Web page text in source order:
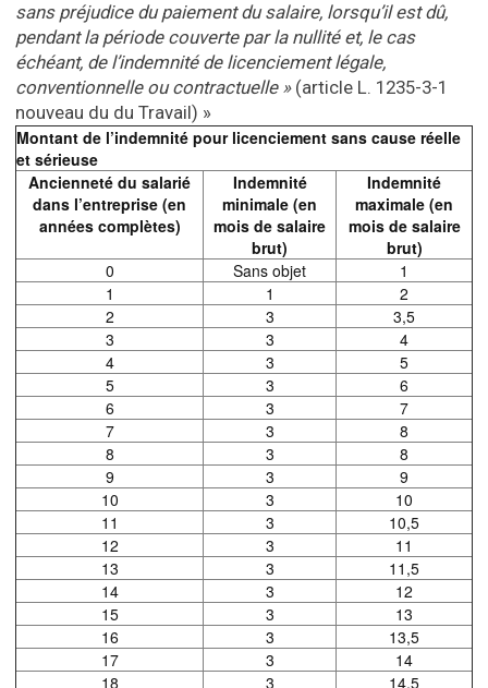
sans préjudice du paiement du salaire, lorsqu’il est dû,
pendant la période couverte par la nullité et, le cas
échéant, de l’indemnité de licenciement légale,
conventionnelle ou contractuelle »(article L. 1235-3-1
nouveau du du Travail) »
Montant de l’indemnité pour licenciement sans cause réelle
et sérieuse
Ancienneté du salarié
dans l’entreprise (en
années complètes)
Indemnité
minimale (en
mois de salaire
brut)
Indemnité
maximale (en
mois de salaire
brut)
0
Sans objet
1
1
1
2
2
3
3,5
3
3
4
4
3
5
5
3
6
6
3
7
7
3
8
8
3
8
9
3
9
10
3
10
11
3
10,5
12
3
11
13
3
11,5
14
3
12
15
3
13
16
3
13,5
17
3
14
18
3
14,5